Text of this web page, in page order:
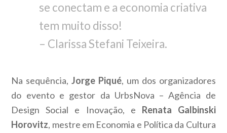
se conectam e a economia criativa
tem muito disso!
– Clarissa Stefani Teixeira.
Na sequência,Jorge Piqué, um dos organizadores
do evento e gestor da UrbsNova – Agência de
Design Social e Inovação, e Renata Galbinski
Horovitz, mestre em Economia e Política da Cultura